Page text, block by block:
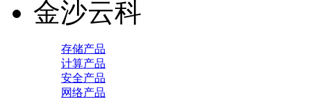
金沙云科
存储产品
计算产品
安全产品
网络产品